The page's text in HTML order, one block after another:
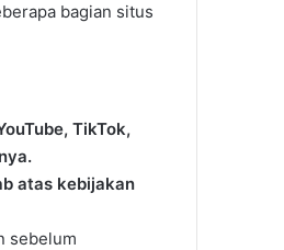
bagian situs
TikTok,
atas kebijakan
sebelum